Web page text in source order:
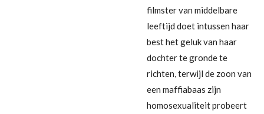
filmster van middelbare
leeftijd doet intussen haar
best het geluk van haar
dochter te gronde te
richten, terwijl de zoon van
een maffiabaas zijn
homosexualiteit probeert